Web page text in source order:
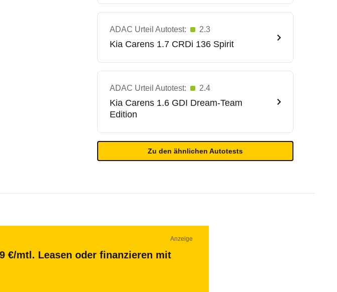
ADAC Urteil Autotest: 2.3
Kia Carens 1.7 CRDi 136 Spirit
ADAC Urteil Autotest: 2.4
Kia Carens 1.6 GDI Dream-Team
Edition
Zu den ähnlichen Autotests
Anzeige
€/mtl. Leasen oder finanzieren mit